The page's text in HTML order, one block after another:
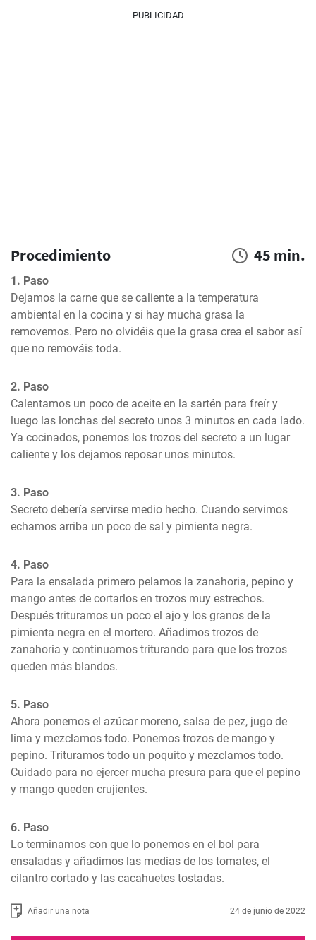
PUBLICIDAD
Procedimiento 45 min.
1. Paso
Dejamos la carne que se caliente a la temperatura
ambiental en la cocina y si hay mucha grasa la
removemos. Pero no olvidéis que la grasa crea el sabor así
que no remováis toda.
2. Paso
Calentamos un poco de aceite en la sartén para freír y
luego las lonchas del secreto unos 3 minutos en cada lado.
Ya cocinados, ponemos los trozos del secreto a un lugar
caliente y los dejamos reposar unos minutos.
3. Paso
Secreto debería servirse medio hecho. Cuando servimos
echamos arriba un poco de sal y pimienta negra.
4. Paso
Para la ensalada primero pelamos la zanahoria, pepino y
mango antes de cortarlos en trozos muy estrechos.
Después trituramos un poco el ajo y los granos de la
pimienta negra en el mortero. Añadimos trozos de
zanahoria y continuamos triturando para que los trozos
queden más blandos.
5. Paso
Ahora ponemos el azúcar moreno, salsa de pez, jugo de
lima y mezclamos todo. Ponemos trozos de mango y
pepino. Trituramos todo un poquito y mezclamos todo.
Cuidado para no ejercer mucha presura para que el pepino
y mango queden crujientes.
6. Paso
Lo terminamos con que lo ponemos en el bol para
ensaladas y añadimos las medias de los tomates, el
cilantro cortado y las cacahuetes tostadas.
Añadir una nota 24 de junio de 2022